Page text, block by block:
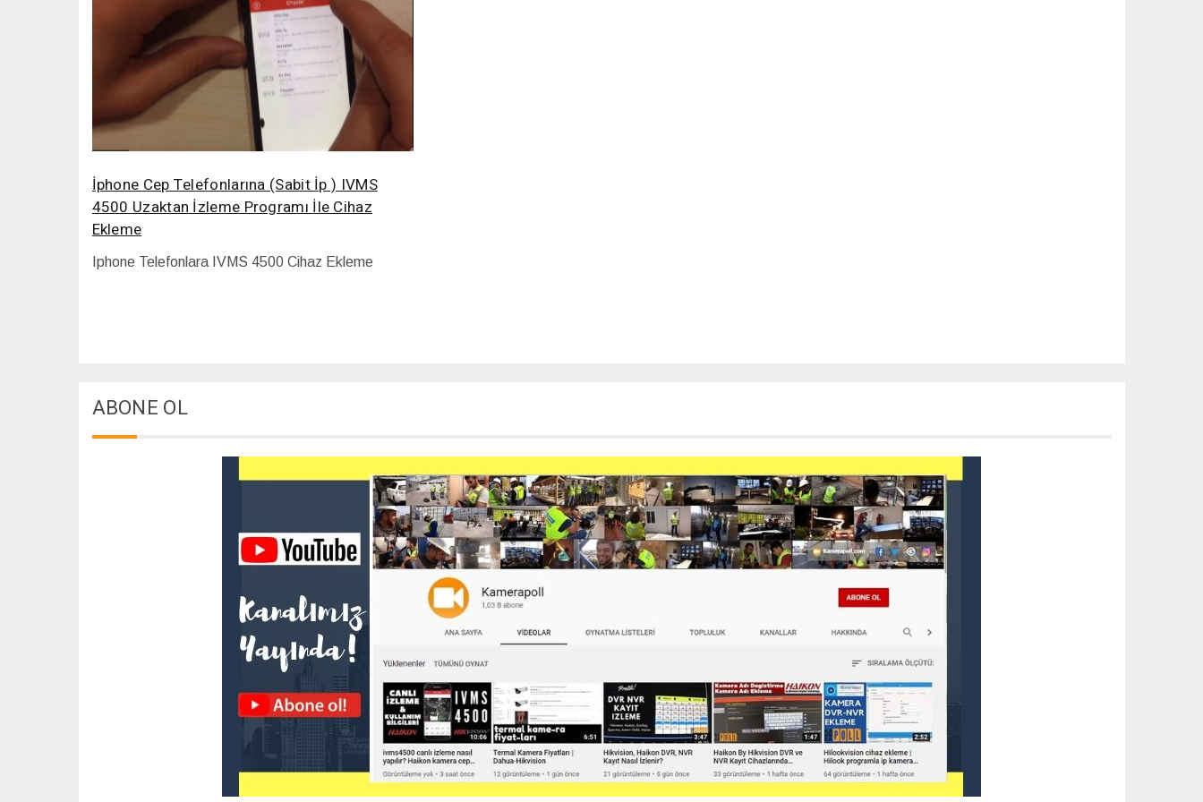
İphone Cep Telefonlarına (Sabit İp ) IVMS
4500 Uzaktan İzleme Programı İle Cihaz
Ekleme
Iphone Telefonlara IVMS 4500 Cihaz Ekleme
ABONE OL